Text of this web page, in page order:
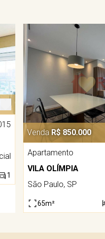
1
Venda R$ 850.000
Apartamento
VILA OLÍMPIA
São Paulo, SP
65m²